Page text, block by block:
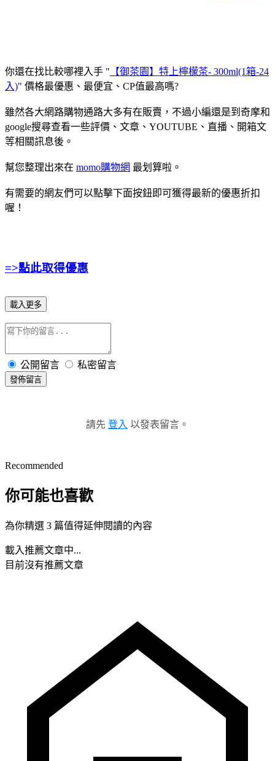
你還在找比較哪裡入手 " 【御茶園】特上檸檬茶- 300ml(1箱-24
入)" 價格最優惠、最便宜、CP值最高嗎?
雖然各大網路購物通路大多有在販賣，不過小編還是到奇摩和
google搜尋查看一些評價、文章、YOUTUBE、直播、開箱文
等相關訊息後。
幫您整理出來在 momo購物網 最划算啦。
有需要的網友們可以點擊下面按鈕即可獲得最新的優惠折扣
喔！
=>點此取得優惠
載入更多
公開留言 私密留言
發佈留言
請先 登入 以發表留言。
Recommended
你可能也喜歡
為你精選 3 篇值得延伸閱讀的內容
載入推薦文章中...
目前沒有推薦文章